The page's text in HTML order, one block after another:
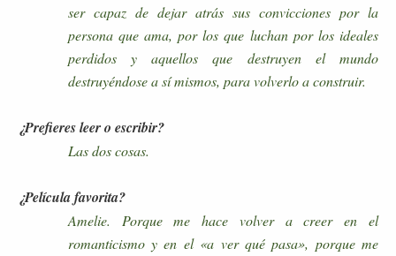
ser capaz de dejar atrás sus convicciones por la
persona que ama, por los que luchan por los ideales
perdidos y aquellos que destruyen el mundo
destruyéndose a sí mismos, para volverlo a construir.
¿Prefieres leer o escribir?
Las dos cosas.
¿Película favorita?
Amelie. Porque me hace volver a creer en el
romanticismo y en el «a ver qué pasa», porque me